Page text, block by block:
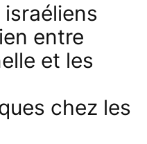
entre
et les
chez les